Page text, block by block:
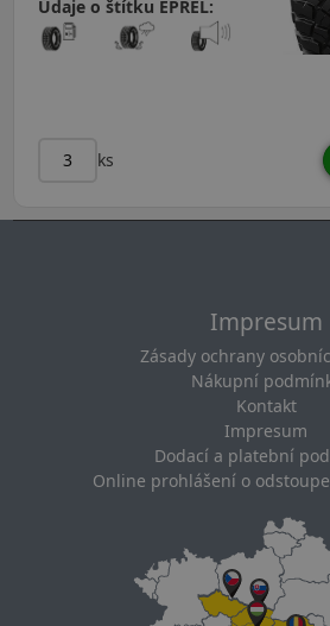
Údaje o štítku EPREL:
ks
Impresum
Zásady ochrany
Nákupní
Kontakt
Impresum
Dodací a platební
Online prohlášení o